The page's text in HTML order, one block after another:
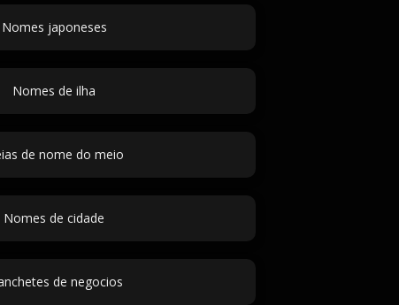
Nomes japoneses
Nomes de ilha
de nome do meio
Nomes de cidade
de negocios